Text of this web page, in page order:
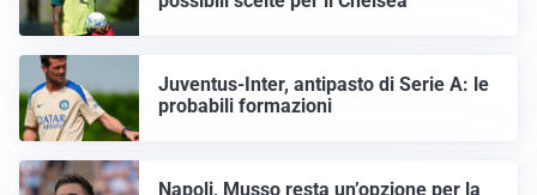
Juventus-Inter, antipasto di Serie A: le
probabili formazioni
Napoli, Musso resta un’opzione per la